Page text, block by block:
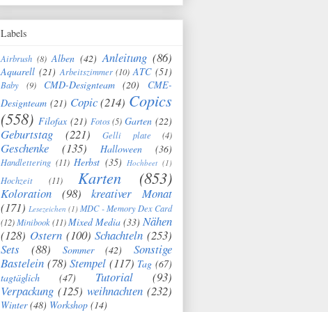
Labels
Airbrush (8) Alben (42) Anleitung (86)
Aquarell (21) Arbeitszimmer (10) ATC (51)
Baby (9) CMD-Designteam (20)
CME-
Designteam (21) Copic (214) Copics
(558) Filofax (21) Fotos (5) Garten (22)
Geburtstag (221) Gelli plate (4)
Geschenke (135) Halloween (36)
Handlettering (11) Herbst (35) Hochbeet (1)
Hochzeit (11) Karten (853)
Koloration (98)
kreativer Monat
(171) Lesezeichen (1) MDC - Memory Dex Card
(12)Minibook(11) Mixed Media (33) Nähen
(128) Ostern (100) Schachteln (253)
Sets
(88) Sommer (42)
Sonstige
Bastelein (78) Stempel (117) Tag (67)
tagtäglich
(47) Tutorial
(93)
Verpackung (125) weihnachten (232)
Winter (48) Workshop (14)